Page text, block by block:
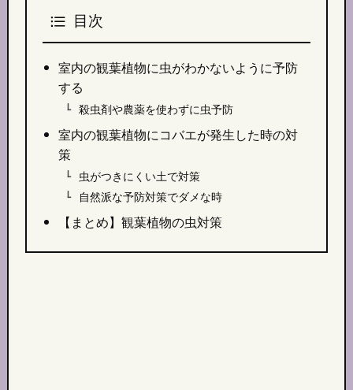
目次
室内の観葉植物に虫がわかないように予防
する
殺虫剤や農薬を使わずに虫予防
室内の観葉植物にコバエが発生した時の対
策
虫がつきにくい土で対策
自然派な予防対策でダメな時
【まとめ】観葉植物の虫対策